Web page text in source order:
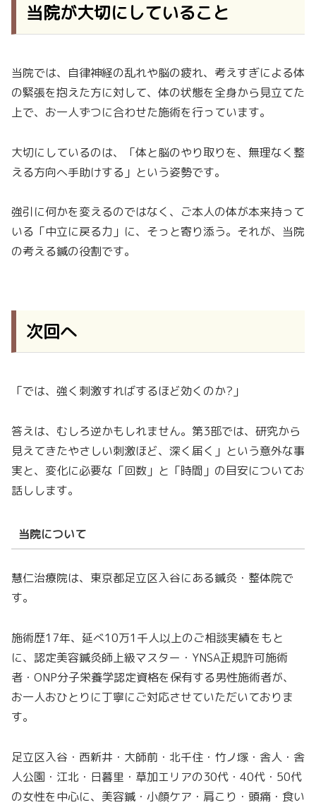
当院が大切にしていること
当院では、自律神経の乱れや脳の疲れ、考えすぎによる体
の緊張を抱えた方に対して、体の状態を全身から見立てた
上で、お一人ずつに合わせた施術を行っています。
大切にしているのは、「体と脳のやり取りを、無理なく整
える方向へ手助けする」という姿勢です。
強引に何かを変えるのではなく、ご本人の体が本来持って
いる「中立に戻る力」に、そっと寄り添う。それが、当院
の考える鍼の役割です。
次回へ
「では、強く刺激すればするほど効くのか?」
答えは、むしろ逆かもしれません。第3部では、研究から
見えてきたやさしい刺激ほど、深く届く」という意外な事
実と、変化に必要な「回数」と「時間」の目安についてお
話しします。
当院について
慧仁治療院は、東京都足立区入谷にある鍼灸・整体院で
す。
施術歴17年、延べ10万1千人以上のご相談実績をもと
に、認定美容鍼灸師上級マスター・YNSA正規許可施術
者・ONP分子栄養学認定資格を保有する男性施術者が、
お一人おひとりに丁寧にご対応させていただいておりま
す。
足立区入谷・西新井・大師前・北千住・竹ノ塚・舎人・舎
人公園・江北・日暮里・草加エリアの30代・40代・50代
の女性を中心に、美容鍼・小顔ケア・肩こり・頭痛・食い